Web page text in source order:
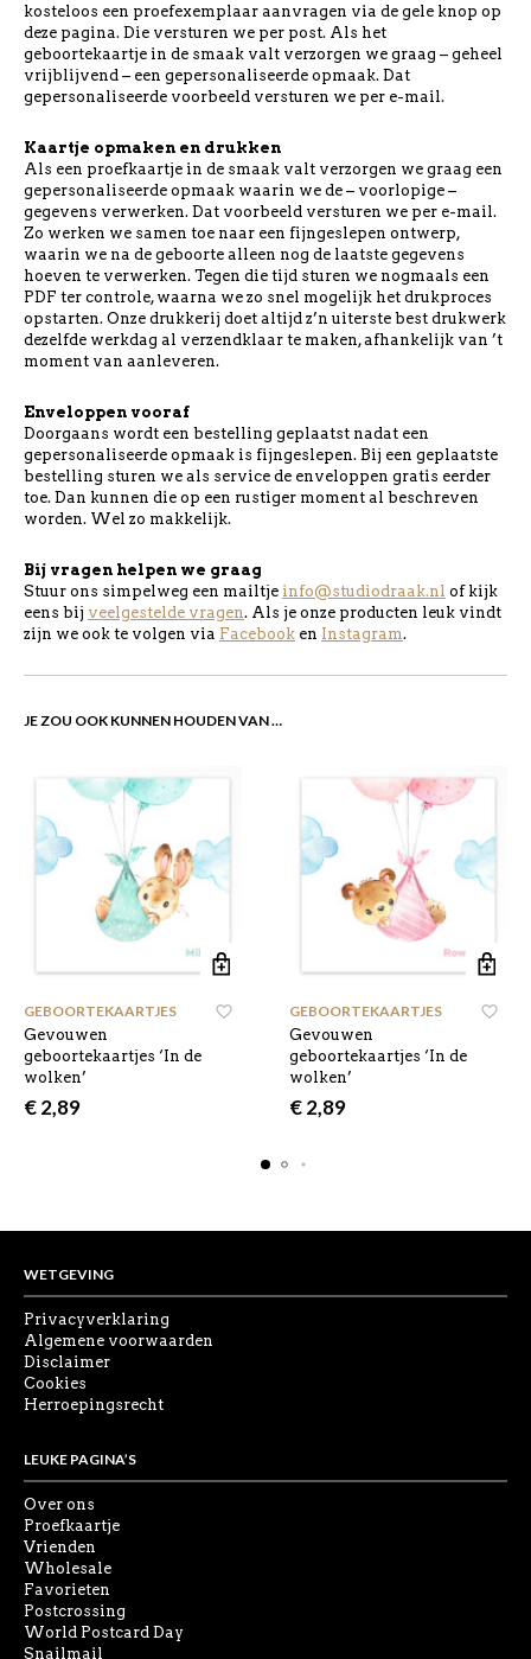
kosteloos een proefexemplaar aanvragen via de gele knop op
deze pagina. Die versturen we per post. Als het
geboortekaartje in de smaak valt verzorgen we graag – geheel
vrijblijvend – een gepersonaliseerde opmaak. Dat
gepersonaliseerde voorbeeld versturen we per e-mail.
Kaartje opmaken en drukken
Als een proefkaartje in de smaak valt verzorgen we graag een
gepersonaliseerde opmaak waarin we de – voorlopige –
gegevens verwerken. Dat voorbeeld versturen we per e-mail.
Zo werken we samen toe naar een fijngeslepen ontwerp,
waarin we na de geboorte alleen nog de laatste gegevens
hoeven te verwerken. Tegen die tijd sturen we nogmaals een
PDF ter controle, waarna we zo snel mogelijk het drukproces
opstarten. Onze drukkerij doet altijd z’n uiterste best drukwerk
dezelfde werkdag al verzendklaar te maken, afhankelijk van ’t
moment van aanleveren.
Enveloppen vooraf
Doorgaans wordt een bestelling geplaatst nadat een
gepersonaliseerde opmaak is fijngeslepen. Bij een geplaatste
bestelling sturen we als service de enveloppen gratis eerder
toe. Dan kunnen die op een rustiger moment al beschreven
worden. Wel zo makkelijk.
Bij vragen helpen we graag
Stuur ons simpelweg een mailtje info@studiodraak.nl of kijk
eens bij veelgestelde vragen. Als je onze producten leuk vindt
zijn we ook te volgen via Facebook en Instagram.
JE ZOU OOK KUNNEN HOUDEN VAN …
GEBOORTEKAARTJES
Gevouwen
geboortekaartjes ‘In de
wolken’
€2,89
GEBOORTEKAARTJES
Gevouwen
geboortekaartjes ‘In de
wolken’
€2,89
WETGEVING
Privacyverklaring
Algemene voorwaarden
Disclaimer
Cookies
Herroepingsrecht
LEUKE PAGINA’S
Over ons
Proefkaartje
Vrienden
Wholesale
Favorieten
Postcrossing
World Postcard Day
Snailmail